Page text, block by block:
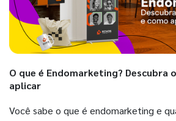
O que é Endomarketing? Descubra
aplicar
Você sabe o que é endomarketing e